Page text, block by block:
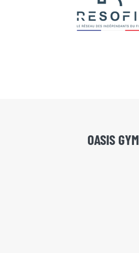
OASIS GYM